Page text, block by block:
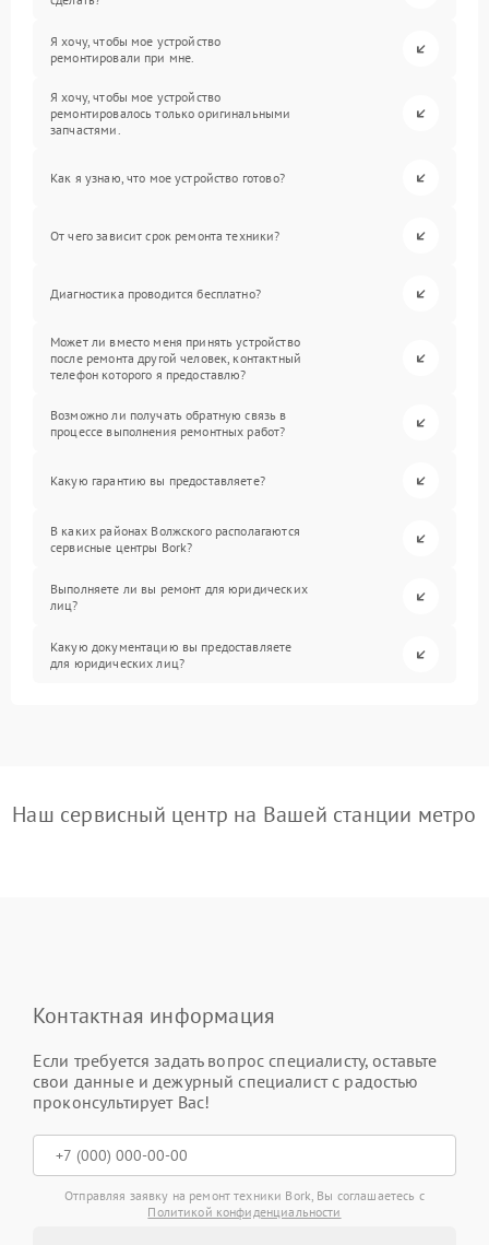
Я хочу, чтобы мое устройство
ремонтировали при мне.
Я хочу, чтобы мое устройство
ремонтировалось только оригинальными
запчастями.
Как я узнаю, что мое устройство готово?
От чего зависит срок ремонта техники?
Диагностика проводится бесплатно?
Может ли вместо меня принять устройство
после ремонта другой человек, контактный
телефон которого я предоставлю?
Возможно ли получать обратную связь в
процессе выполнения ремонтных работ?
Какую гарантию вы предоставляете?
В каких районах Волжского располагаются
сервисные центры Bork?
Выполняете ли вы ремонт для юридических
лиц?
Какую документацию вы предоставляете
для юридических лиц?
Наш сервисный центр на Вашей станции метро
Контактная информация
Если требуется задать вопрос специалисту, оставьте
свои данные и дежурный специалист с радостью
проконсультирует Вас!
Отправляя заявку на ремонт техники Bork, Вы соглашаетесь с
Политикой конфиденциальности